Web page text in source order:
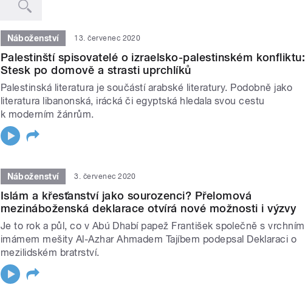
Náboženství 13. červenec 2020
Palestinští spisovatelé o izraelsko-palestinském konfliktu:
Stesk po domově a strasti uprchlíků
Palestinská literatura je součástí arabské literatury. Podobně jako
literatura libanonská, irácká či egyptská hledala svou cestu
k moderním žánrům.
Náboženství 3. červenec 2020
Islám a křesťanství jako sourozenci? Přelomová
mezináboženská deklarace otvírá nové možnosti i výzvy
Je to rok a půl, co v Abú Dhabí papež František společně s vrchním
imámem mešity Al-Azhar Ahmadem Tajíbem podepsal Deklaraci o
mezilidském bratrství.